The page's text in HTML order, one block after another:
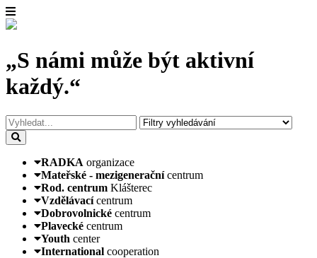
„S námi může být aktivní
každý.“
RADKA organizace
Mateřské - mezigenerační centrum
Rod. centrum Klášterec
Vzdělávací centrum
Dobrovolnické centrum
Plavecké centrum
Youth center
International cooperation